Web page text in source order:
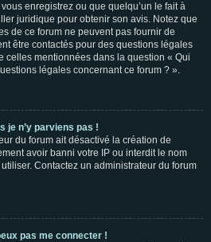
enregistrez ou que quelqu’un le fait à
juridique pour obtenir son avis. Notez que
de ce forum ne peuvent pas fournir de
être contactés pour des questions légales
celles mentionnées dans la question « Qui
légales concernant ce forum ? ».
je n’y parviens pas !
du forum ait désactivé la création de
avoir banni votre IP ou interdit le nom
Contactez un administrateur du forum
pas me connecter !